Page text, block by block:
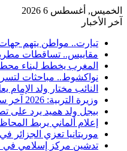
الخميس, أغسطس 6 2026
آخر الأخبار
تيارت.. مواطن يتهم جهات
مقاييس.. تساقطات مطرية على
المغرب يخطط لبناء محطة
نواكشوط.. مباحثات
النائب مختار ولد الإمام يعلن اكتمال
وزيرة التربية: 2026 آخر سنة ستلجأ لها الدولة لاكتتاب مقدمي خدمات
بيجل ولد هميد يرد على
إعلام ألماني يربط
موريتانيا تعزي الجزائر
تدشين مركز إسلامي في